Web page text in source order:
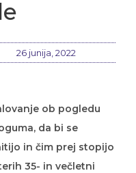
26 junija, 2022
ob pogledu
da bi se
in čim prej stopijo
35- in večletni